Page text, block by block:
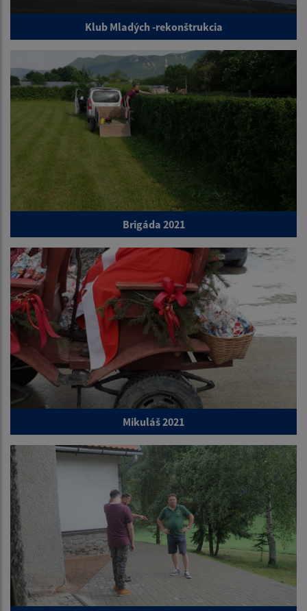
Klub Mladých -rekonštrukcia
Brigáda 2021
Mikuláš 2021